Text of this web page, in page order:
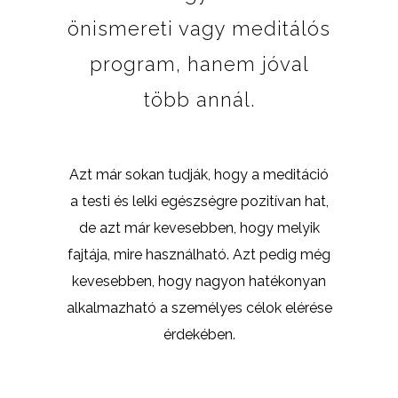
önismereti vagy meditálós
program, hanem jóval
több annál.
Azt már sokan tudják, hogy a meditáció
a testi és lelki egészségre pozitívan hat,
de azt már kevesebben, hogy melyik
fajtája, mire használható. Azt pedig még
kevesebben, hogy nagyon hatékonyan
alkalmazható a személyes célok elérése
érdekében.